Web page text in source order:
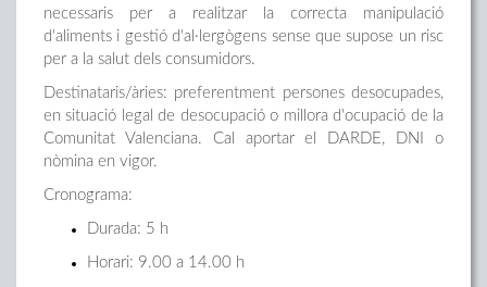
necessaris per a realitzar la correcta manipulació
d'aliments i gestió d'al·lergògens sense que supose un risc
per a la salut dels consumidors.
Destinataris/àries: preferentment persones desocupades,
en situació legal de desocupació o millora d'ocupació de la
Comunitat Valenciana. Cal aportar el DARDE, DNI o
nòmina en vigor.
Cronograma:
Durada: 5 h
Horari: 9.00 a 14.00 h